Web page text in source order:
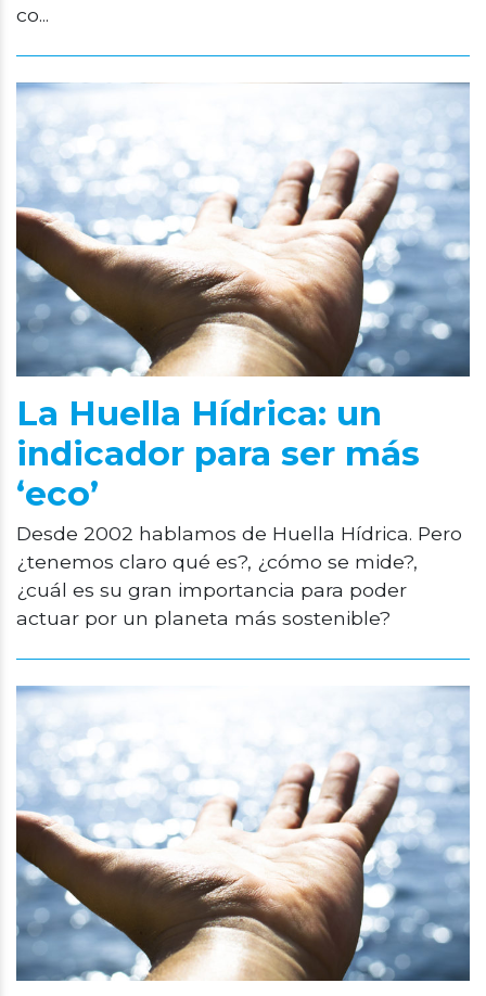
co...
La Huella Hídrica: un
indicador para ser más
‘eco’
Desde 2002 hablamos de Huella Hídrica. Pero
¿tenemos claro qué es?, ¿cómo se mide?,
¿cuál es su gran importancia para poder
actuar por un planeta más sostenible?